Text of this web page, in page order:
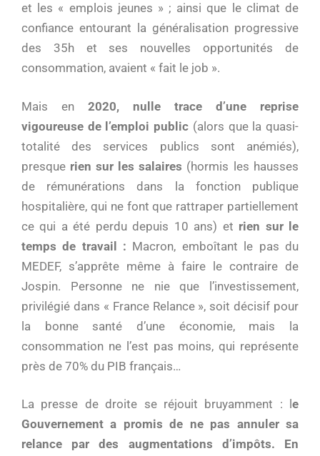
et les « emplois jeunes » ; ainsi que le climat de
confiance entourant la généralisation progressive
des 35h et ses nouvelles opportunités de
consommation, avaient « fait le job ».
Mais en 2020, nulle trace d’une reprise
vigoureuse de l’emploi public (alors que la quasi-
totalité des services publics sont anémiés),
presque rien sur les salaires (hormis les hausses
de rémunérations dans la fonction publique
hospitalière, qui ne font que rattraper partiellement
ce qui a été perdu depuis 10 ans) et rien sur le
temps de travail : Macron, emboîtant le pas du
MEDEF, s’apprête même à faire le contraire de
Jospin. Personne ne nie que l’investissement,
privilégié dans « France Relance », soit décisif pour
la bonne santé d’une économie, mais la
consommation ne l’est pas moins, qui représente
près de 70% du PIB français…
La presse de droite se réjouit bruyamment : l e
Gouvernement a promis de ne pas annuler sa
relance par des augmentations d’impôts. En